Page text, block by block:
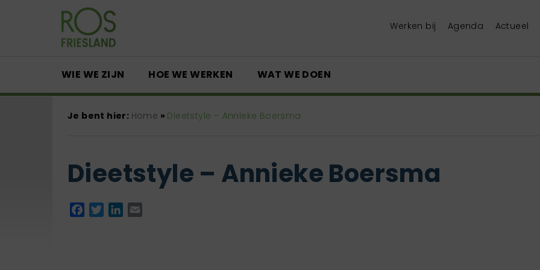
Werken bij Agenda Actueel
WIE WE ZIJN HOE WE WERKEN WAT WE DOEN
Je bent hier: Home » Dieetstyle – Annieke Boersma
Dieetstyle – Annieke Boersma
Facebook
TwitterLinkedIn